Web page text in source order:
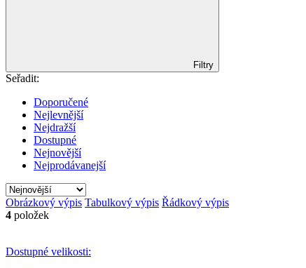
Filtry
Seřadit:
Doporučené
Nejlevnější
Nejdražší
Dostupné
Nejnovější
Nejprodávanejší
Obrázkový výpis Tabulkový výpis Řádkový výpis
4 položek
Dostupné velikosti: